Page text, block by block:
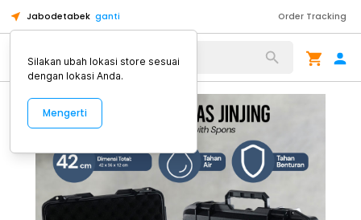
Jabodetabek ganti Order Tracking
Alat Kopi
Silakan ubah lokasi store sesuai
dengan lokasi Anda.
Mengerti